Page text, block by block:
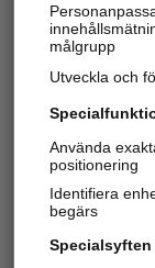
Har du
Varje
härliga
platser.
målgrupp
Utveckla och
Använda
positionering
Identifiera
begärs
Specialsyften